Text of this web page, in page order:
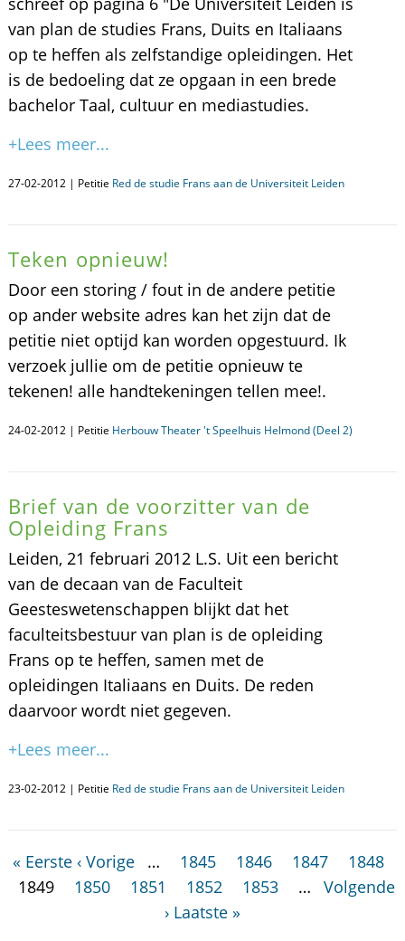
van plan de studies Frans, Duits en Italiaans
op te heffen als zelfstandige opleidingen. Het
is de bedoeling dat ze opgaan in een brede
bachelor Taal, cultuur en mediastudies.
+Lees meer...
27-02-2012 | Petitie Red de studie Frans aan de Universiteit Leiden
Teken opnieuw!
Door een storing / fout in de andere petitie
op ander website adres kan het zijn dat de
petitie niet optijd kan worden opgestuurd. Ik
verzoek jullie om de petitie opnieuw te
tekenen! alle handtekeningen tellen mee!.
24-02-2012 | Petitie Herbouw Theater 't Speelhuis Helmond (Deel 2)
Brief van de voorzitter van de
Opleiding Frans
Leiden, 21 februari 2012 L.S. Uit een bericht
van de decaan van de Faculteit
Geesteswetenschappen blijkt dat het
faculteitsbestuur van plan is de opleiding
Frans op te heffen, samen met de
opleidingen Italiaans en Duits. De reden
daarvoor wordt niet gegeven.
+Lees meer...
23-02-2012 | Petitie Red de studie Frans aan de Universiteit Leiden
« Eerste ‹ Vorige … 1845 1846 1847
1848
1849
1850 1851 1852 1853 …
Volgende
› Laatste »